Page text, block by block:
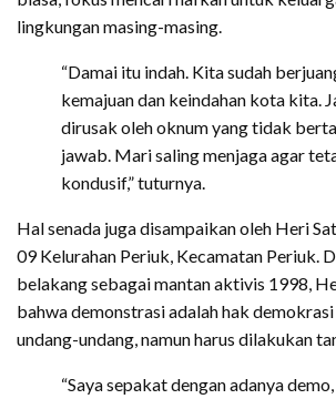
lingkungan masing-masing.
“Damai itu indah. Kita sudah
kemajuan dan keindahan kota kita.
dirusak oleh oknum yang tidak
jawab. Mari saling menjaga agar
kondusif,” tuturnya.
Hal senada juga disampaikan oleh Heri
09 Kelurahan Periuk, Kecamatan Periuk.
belakang sebagai mantan aktivis 1998,
bahwa demonstrasi adalah hak
undang-undang, namun harus dilakukan
“Saya sepakat dengan adanya